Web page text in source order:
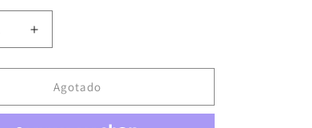
Aumentar
cantidad
para
TABLERO
ALISTONADO
Agotado